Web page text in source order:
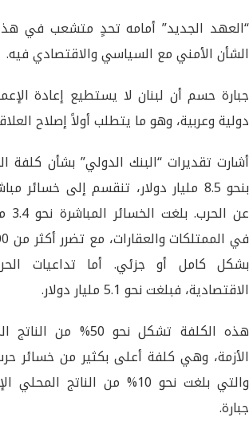
“العهد الجديد” أمامه تحدٍ متشعب في
الشأن الأمني مع السياسي والاقتصادي فيه.
جبارة حسم أن لبنان لا يستطيع إعادة
دولية وعربية، وهو ما يتطلب أولاً إصلاح
أشارت تقديرات “البنك الدولي” بشأن كلفة
بنحو 8.5 مليار دولار، تنقسم إلى خسائر
بشكل كامل أو جزئي. أما تداعيات
الاقتصادية، فبلغت نحو 5.1 مليار دولار.
هذه الكلفة تشكل نحو
والتي بلغت نحو 10% من الناتج
جبارة.